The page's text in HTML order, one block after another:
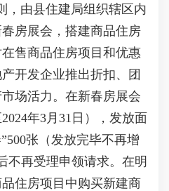
，由县住建局组织辖区内
房展会，搭建商品住房
售商品住房项目和优惠
开发企业推出折扣、团
场活力。在新春房展会
年3月31日），发放面
张（发放完毕不再增
不再受理申领请求。在明
住房项目中购买新建商